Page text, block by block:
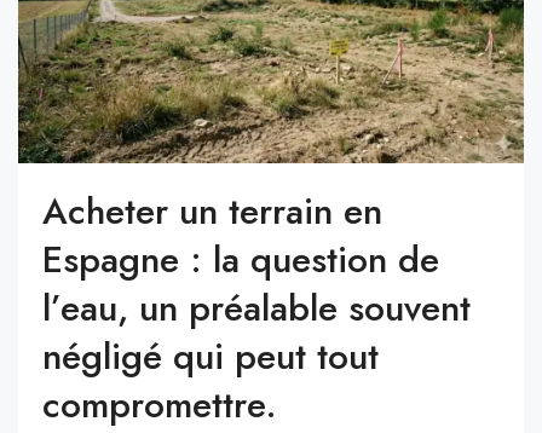
Acheter un terrain en
Espagne : la question de
l’eau, un préalable souvent
négligé qui peut tout
compromettre.